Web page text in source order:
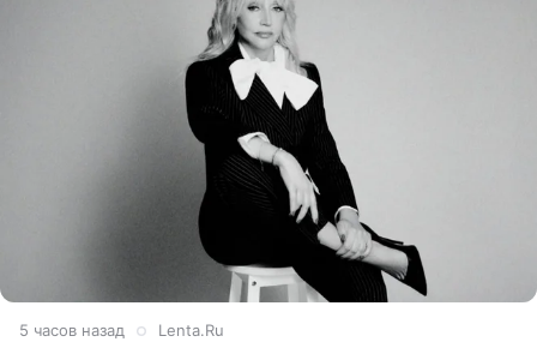
5 часов назад Lenta.Ru